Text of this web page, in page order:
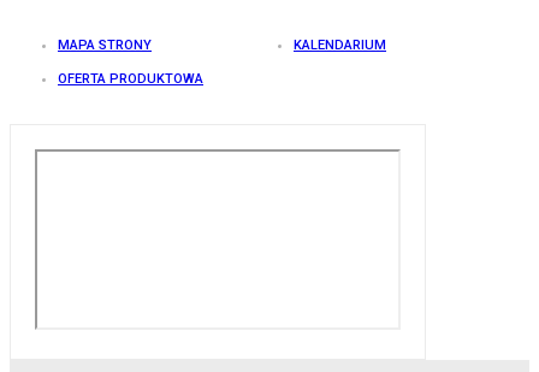
MAPA STRONY KALENDARIUM
OFERTA PRODUKTOWA